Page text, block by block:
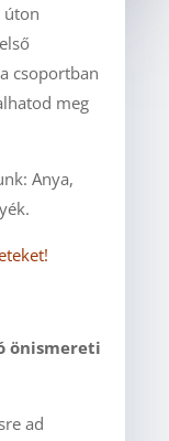
úton
csoportban
meg
Anya,
önismereti
ad